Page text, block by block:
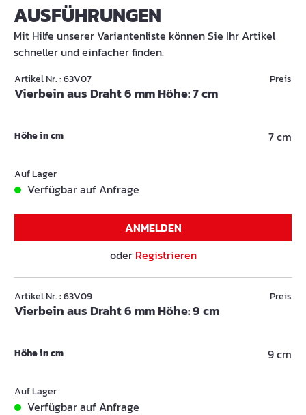
AUSFÜHRUNGEN
Mit Hilfe unserer Variantenliste können Sie Ihr Artikel
schneller und einfacher finden.
Artikel Nr. : 63V07
Vierbein aus Draht 6 mm Höhe: 7 cm
Preis
Höhe in cm 7 cm
Auf Lager
Verfügbar auf Anfrage
ANMELDEN
oder Registrieren
Artikel Nr. : 63V09
Vierbein aus Draht 6 mm Höhe: 9 cm
Preis
Höhe in cm 9 cm
Auf Lager
Verfügbar auf Anfrage